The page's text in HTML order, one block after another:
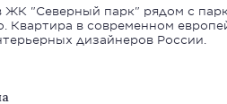
ЖК "Северный парк" рядом с
Квартира в современном
дизайнеров России.